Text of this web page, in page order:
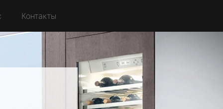
Контакты